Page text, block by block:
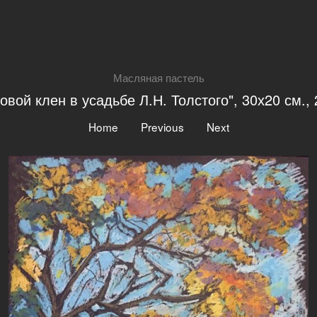
Масляная пастель
клен в усадьбе Л.Н. Толстого", 30х20 см.,
Home Previous Next